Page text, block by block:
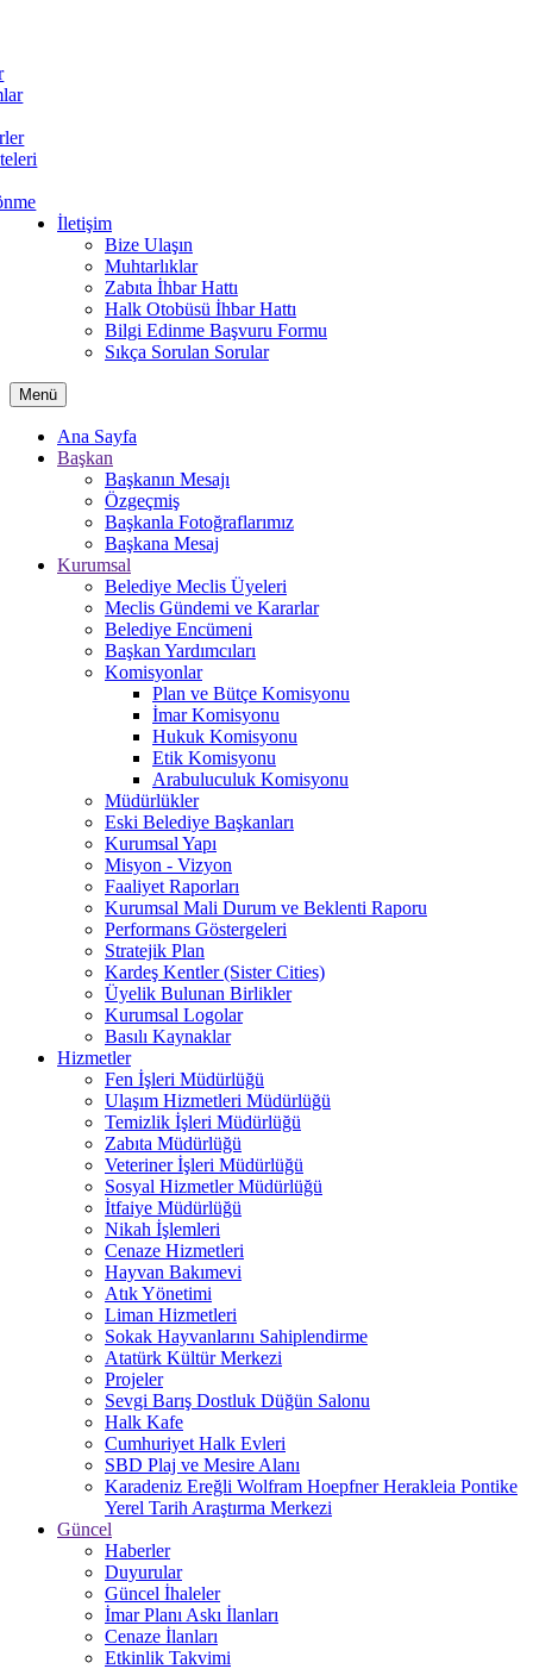
İletişim
Bize Ulaşın
Muhtarlıklar
Zabıta İhbar Hattı
Halk Otobüsü İhbar Hattı
Bilgi Edinme Başvuru Formu
Sıkça Sorulan Sorular
Menü
Ana Sayfa
Başkan
Başkanın Mesajı
Özgeçmiş
Başkanla Fotoğraflarımız
Başkana Mesaj
Kurumsal
Belediye Meclis Üyeleri
Meclis Gündemi ve Kararlar
Belediye Encümeni
Başkan Yardımcıları
Komisyonlar
Plan ve Bütçe Komisyonu
İmar Komisyonu
Hukuk Komisyonu
Etik Komisyonu
Arabuluculuk Komisyonu
Müdürlükler
Eski Belediye Başkanları
Kurumsal Yapı
Misyon - Vizyon
Faaliyet Raporları
Kurumsal Mali Durum ve Beklenti Raporu
Performans Göstergeleri
Stratejik Plan
Kardeş Kentler (Sister Cities)
Üyelik Bulunan Birlikler
Kurumsal Logolar
Basılı Kaynaklar
Hizmetler
Fen İşleri Müdürlüğü
Ulaşım Hizmetleri Müdürlüğü
Temizlik İşleri Müdürlüğü
Zabıta Müdürlüğü
Veteriner İşleri Müdürlüğü
Sosyal Hizmetler Müdürlüğü
İtfaiye Müdürlüğü
Nikah İşlemleri
Cenaze Hizmetleri
Hayvan Bakımevi
Atık Yönetimi
Liman Hizmetleri
Sokak Hayvanlarını Sahiplendirme
Atatürk Kültür Merkezi
Projeler
Sevgi Barış Dostluk Düğün Salonu
Halk Kafe
Cumhuriyet Halk Evleri
SBD Plaj ve Mesire Alanı
Karadeniz Ereğli Wolfram Hoepfner Herakleia Pontike
Yerel Tarih Araştırma Merkezi
Güncel
Haberler
Duyurular
Güncel İhaleler
İmar Planı Askı İlanları
Cenaze İlanları
Etkinlik Takvimi